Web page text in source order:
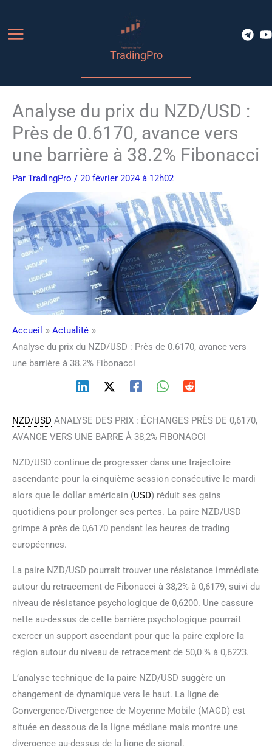
contenu
TradingPro
Analyse du prix du NZD/USD :
Près de 0.6170, avance vers
une barrière à 38.2% Fibonacci
Par TradingPro / 20 février 2024 à 12h02
Accueil
Actualité
Analyse du prix du NZD/USD : Près de 0.6170, avance vers
une barrière à 38.2% Fibonacci
NZD/USD ANALYSE DES PRIX : ÉCHANGES PRÈS DE 0,6170,
AVANCE VERS UNE BARRE À 38,2% FIBONACCI
NZD/USD continue de progresser dans une trajectoire
ascendante pour la cinquième session consécutive le mardi
alors que le dollar américain (USD) réduit ses gains
quotidiens pour prolonger ses pertes. La paire NZD/USD
grimpe à près de 0,6170 pendant les heures de trading
européennes.
La paire NZD/USD pourrait trouver une résistance immédiate
autour du retracement de Fibonacci à 38,2% à 0,6179, suivi du
niveau de résistance psychologique de 0,6200. Une cassure
nette au-dessus de cette barrière psychologique pourrait
exercer un support ascendant pour que la paire explore la
région autour du niveau de retracement de 50,0 % à 0,6223.
L’analyse technique de la paire NZD/USD suggère un
changement de dynamique vers le haut. La ligne de
Convergence/Divergence de Moyenne Mobile (MACD) est
située en dessous de la ligne médiane mais montre une
divergence au-dessus de la ligne de signal.